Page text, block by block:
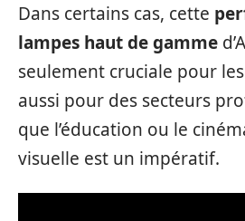
Dans certains cas, cette
lampes haut de gamme
seulement cruciale pour
aussi pour des secteurs
que l’éducation ou le
visuelle est un impératif.